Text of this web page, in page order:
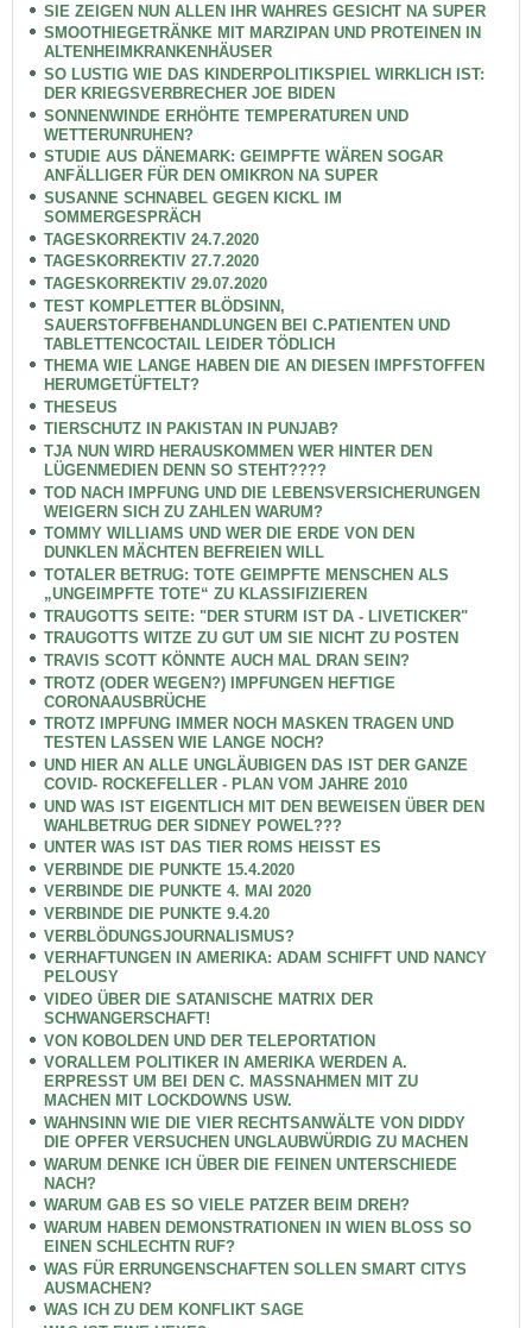
SIE ZEIGEN NUN ALLEN IHR WAHRES GESICHT NA SUPER
SMOOTHIEGETRÄNKE MIT MARZIPAN UND PROTEINEN IN
ALTENHEIMKRANKENHÄUSER
SO LUSTIG WIE DAS KINDERPOLITIKSPIEL WIRKLICH IST:
DER KRIEGSVERBRECHER JOE BIDEN
SONNENWINDE ERHÖHTE TEMPERATUREN UND
WETTERUNRUHEN?
STUDIE AUS DÄNEMARK: GEIMPFTE WÄREN SOGAR
ANFÄLLIGER FÜR DEN OMIKRON NA SUPER
SUSANNE SCHNABEL GEGEN KICKL IM
SOMMERGESPRÄCH
TAGESKORREKTIV 24.7.2020
TAGESKORREKTIV 27.7.2020
TAGESKORREKTIV 29.07.2020
TEST KOMPLETTER BLÖDSINN,
SAUERSTOFFBEHANDLUNGEN BEI C.PATIENTEN UND
TABLETTENCOCTAIL LEIDER TÖDLICH
THEMA WIE LANGE HABEN DIE AN DIESEN IMPFSTOFFEN
HERUMGETÜFTELT?
THESEUS
TIERSCHUTZ IN PAKISTAN IN PUNJAB?
TJA NUN WIRD HERAUSKOMMEN WER HINTER DEN
LÜGENMEDIEN DENN SO STEHT????
TOD NACH IMPFUNG UND DIE LEBENSVERSICHERUNGEN
WEIGERN SICH ZU ZAHLEN WARUM?
TOMMY WILLIAMS UND WER DIE ERDE VON DEN
DUNKLEN MÄCHTEN BEFREIEN WILL
TOTALER BETRUG: TOTE GEIMPFTE MENSCHEN ALS
„UNGEIMPFTE TOTE“ ZU KLASSIFIZIEREN
TRAUGOTTS SEITE: "DER STURM IST DA - LIVETICKER"
TRAUGOTTS WITZE ZU GUT UM SIE NICHT ZU POSTEN
TRAVIS SCOTT KÖNNTE AUCH MAL DRAN SEIN?
TROTZ (ODER WEGEN?) IMPFUNGEN HEFTIGE
CORONAAUSBRÜCHE
TROTZ IMPFUNG IMMER NOCH MASKEN TRAGEN UND
TESTEN LASSEN WIE LANGE NOCH?
UND HIER AN ALLE UNGLÄUBIGEN DAS IST DER GANZE
COVID- ROCKEFELLER - PLAN VOM JAHRE 2010
UND WAS IST EIGENTLICH MIT DEN BEWEISEN ÜBER DEN
WAHLBETRUG DER SIDNEY POWEL???
UNTER WAS IST DAS TIER ROMS HEISST ES
VERBINDE DIE PUNKTE 15.4.2020
VERBINDE DIE PUNKTE 4. MAI 2020
VERBINDE DIE PUNKTE 9.4.20
VERBLÖDUNGSJOURNALISMUS?
VERHAFTUNGEN IN AMERIKA: ADAM SCHIFFT UND NANCY
PELOUSY
VIDEO ÜBER DIE SATANISCHE MATRIX DER
SCHWANGERSCHAFT!
VON KOBOLDEN UND DER TELEPORTATION
VORALLEM POLITIKER IN AMERIKA WERDEN A.
ERPRESST UM BEI DEN C. MASSNAHMEN MIT ZU
MACHEN MIT LOCKDOWNS USW.
WAHNSINN WIE DIE VIER RECHTSANWÄLTE VON DIDDY
DIE OPFER VERSUCHEN UNGLAUBWÜRDIG ZU MACHEN
WARUM DENKE ICH ÜBER DIE FEINEN UNTERSCHIEDE
NACH?
WARUM GAB ES SO VIELE PATZER BEIM DREH?
WARUM HABEN DEMONSTRATIONEN IN WIEN BLOSS SO
EINEN SCHLECHTN RUF?
WAS FÜR ERRUNGENSCHAFTEN SOLLEN SMART CITYS
AUSMACHEN?
WAS ICH ZU DEM KONFLIKT SAGE